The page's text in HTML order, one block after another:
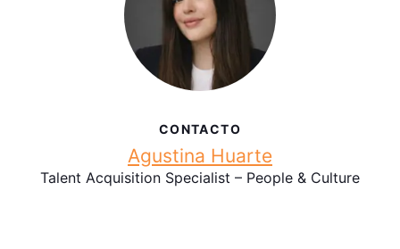
CONTACTO
Agustina Huarte
Talent Acquisition Specialist – People & Culture